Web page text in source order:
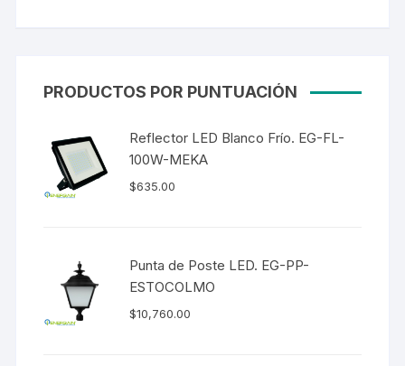
PRODUCTOS POR PUNTUACIÓN
Reflector LED Blanco Frío. EG-FL-
100W-MEKA
$635.00
Punta de Poste LED. EG-PP-
ESTOCOLMO
$10,760.00